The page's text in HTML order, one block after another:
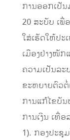
ການອອກເປັ
20 ສະບັບ ເພື່
ໃສ່ເຮັດໃຫ້ປະ
ເມືອງຢ່າງໜັ
ຄວາມເປັນລ
ຂະຫຍາຍຕົວຕໍ່
ການແກ້ໄຂບັນ
ການເງິນ ເທື່ອ
1). ກອງປະຊຸ